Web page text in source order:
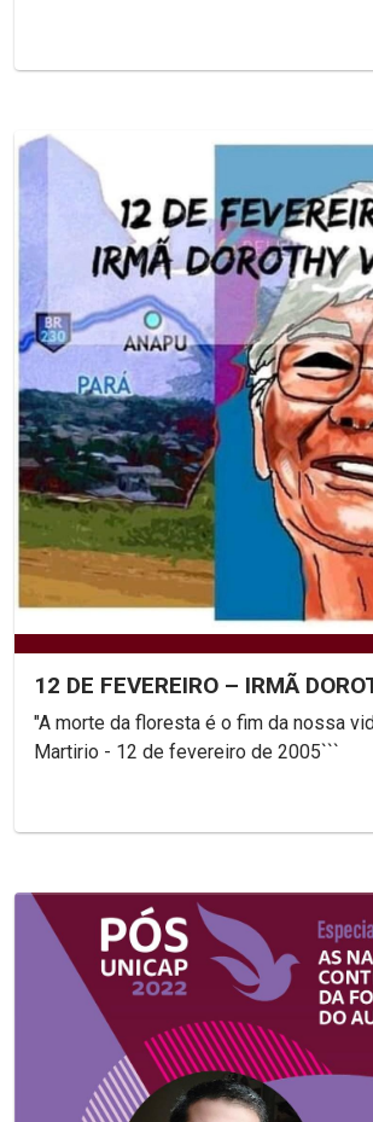
12 DE FEVEREIRO – IRMÃ
"A morte da floresta é o fim da nossa
Martirio - 12 de fevereiro de 2005```